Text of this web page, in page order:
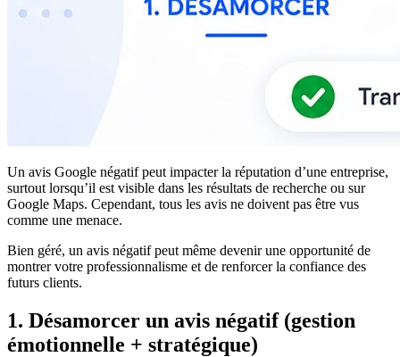
Un avis Google négatif peut impacter la réputation d’une entreprise,
surtout lorsqu’il est visible dans les résultats de recherche ou sur
Google Maps. Cependant, tous les avis ne doivent pas être vus
comme une menace.
Bien géré, un avis négatif peut même devenir une opportunité de
montrer votre professionnalisme et de renforcer la confiance des
futurs clients.
1. Désamorcer un avis négatif (gestion
émotionnelle + stratégique)